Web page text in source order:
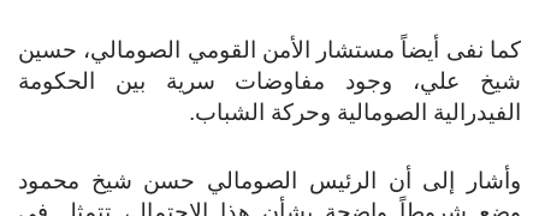
كما نفى أيضاً مستشار الأمن القومي الصومالي، حسين
شيخ علي، وجود مفاوضات سرية بين الحكومة
الفيدرالية الصومالية وحركة الشباب.
وأشار إلى أن الرئيس الصومالي حسن شيخ محمود